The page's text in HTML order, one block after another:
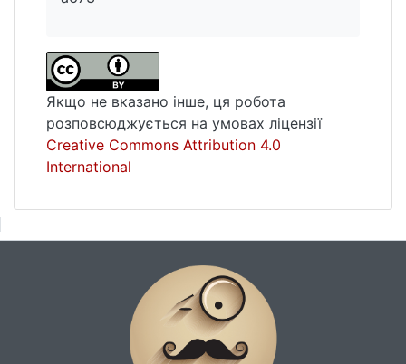
Якщо не вказано інше, ця робота
розповсюджується на умовах ліцензії
Creative Commons Attribution 4.0
International